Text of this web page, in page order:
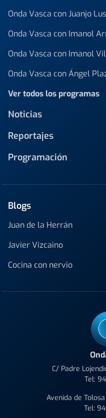
Onda Vasca con Juanjo
Onda Vasca con Imanol
Onda Vasca con Imanol
Onda Vasca con Ángel
Ver todos los programas
Noticias
Reportajes
Programación
Blogs
Juan de la Herrán
Javier Vizcaino
Cocina con nervio
C/ Padre
Tel:
Avenida de
Tel: